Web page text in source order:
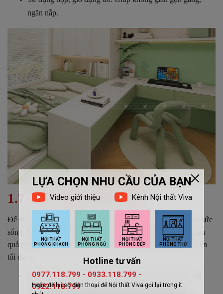
ngăn nắp.
1.7. Tận dụng ánh sáng
Để thiết kế phòng ngủ nhỏ 10m2 rộng rãi, thoáng mát và đầy sức
sống. Sử dụng ánh sáng tự nhiên là một trong những cách hiệu
quả nhất. Sau đây là một số cách để tận dụng ánh sáng tự nhiên
tối đa:
Dùng rèm cửa mỏng, nhẹ: Chất liệu rèm cửa làm từ vải
mỏng, nhẹ sẽ giúp ánh sáng dễ dàng xuyên qua.